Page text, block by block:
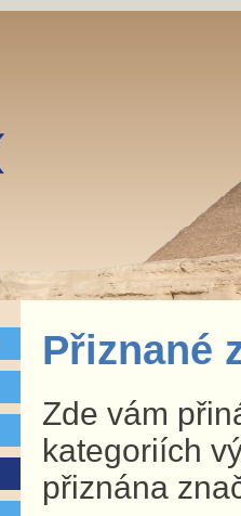
Přiznané
Zde vám
kategoriích
přiznána